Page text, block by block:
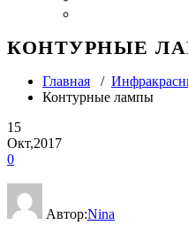
КОНТУРНЫЕ
Главная /
Контурные лампы
15
Окт,2017
0
Автор:Nina